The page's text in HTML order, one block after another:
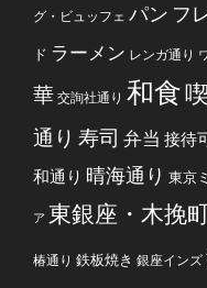
グ・ビュッフェ パン フ
ド ラーメン レンガ通り
華 交詢社通り 和食
通り 寿司 弁当 接待
和通り 晴海通り 東京
ア 東銀座・木挽
椿通り 鉄板焼き 銀座インズ